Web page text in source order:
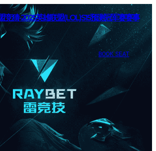
竞猜-2025英雄联盟(LOL)S15预测冠军赛赛事
BOOK SEAT